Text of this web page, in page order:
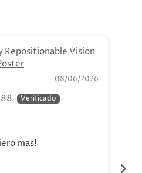
Vision
08/06/2026
mas!